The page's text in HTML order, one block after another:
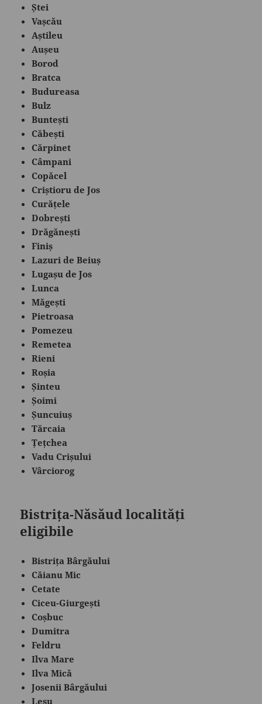
Ștei
Vașcău
Aștileu
Aușeu
Borod
Bratca
Budureasa
Bulz
Buntești
Căbești
Cărpinet
Câmpani
Copăcel
Criștioru de Jos
Curățele
Dobrești
Drăgănești
Finiș
Lazuri de Beiuș
Lugașu de Jos
Lunca
Măgești
Pietroasa
Pomezeu
Remetea
Rieni
Roșia
Șinteu
Șoimi
Șuncuiuș
Tărcaia
Țețchea
Vadu Crișului
Vârciorog
Bistrița-Năsăud localități
eligibile
Bistrița Bârgăului
Căianu Mic
Cetate
Ciceu-Giurgești
Coșbuc
Dumitra
Feldru
Ilva Mare
Ilva Mică
Josenii Bârgăului
Leșu